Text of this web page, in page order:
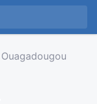
Ouagadougou